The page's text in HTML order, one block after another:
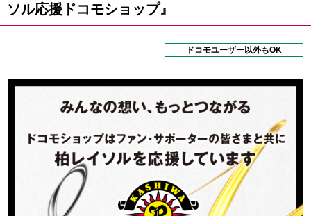
ソル応援ドコモショップ』
ドコモユーザー以外もOK